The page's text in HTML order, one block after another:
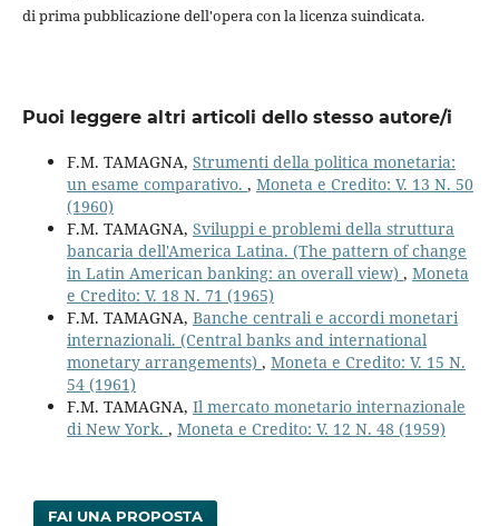
di prima pubblicazione dell'opera con la licenza suindicata.
Puoi leggere altri articoli dello stesso autore/i
F.M. TAMAGNA, Strumenti della politica monetaria:
un esame comparativo. , Moneta e Credito: V. 13 N. 50
(1960)
F.M. TAMAGNA, Sviluppi e problemi della struttura
bancaria dell'America Latina. (The pattern of change
in Latin American banking: an overall view) , Moneta
e Credito: V. 18 N. 71 (1965)
F.M. TAMAGNA, Banche centrali e accordi monetari
internazionali. (Central banks and international
monetary arrangements) , Moneta e Credito: V. 15 N.
54 (1961)
F.M. TAMAGNA, Il mercato monetario internazionale
di New York. , Moneta e Credito: V. 12 N. 48 (1959)
FAI UNA PROPOSTA